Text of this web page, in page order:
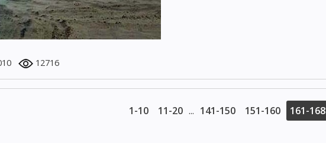
12716
1-10 11-20 ... 141-150 151-160 161-168